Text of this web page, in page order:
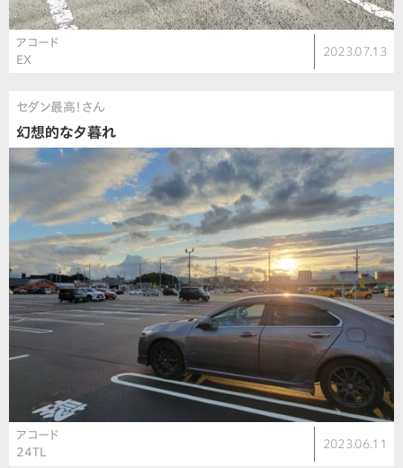
アコード
EX
2023.07.13
セダン最高！さん
幻想的な夕暮れ
アコード
24TL
2023.06.11